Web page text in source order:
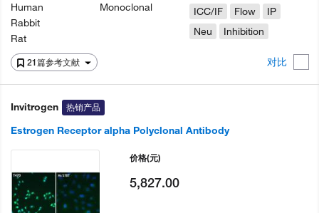
21篇参考文献 对比
Human
Rabbit
Rat
Monoclonal
ICC/IF
Flow
IP
Neu
Inhibition
Invitrogen 热销产品
Estrogen Receptor alpha Polyclonal Antibody
价格(元)
5,827.00